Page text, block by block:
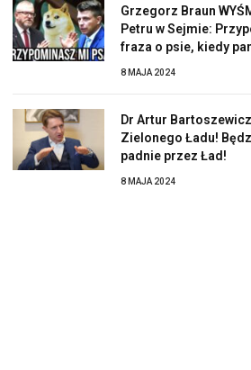
Grzegorz Braun
Petru w Sejmie:
fraza o psie, kiedy
8 MAJA 2024
Dr Artur
Zielonego Ładu!
padnie przez Ład!
8 MAJA 2024